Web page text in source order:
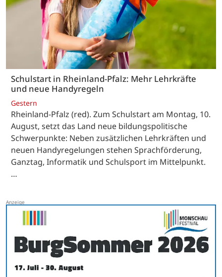
Schulstart in Rheinland-Pfalz: Mehr Lehrkräfte
und neue Handyregeln
Gestern
Rheinland-Pfalz (red). Zum Schulstart am Montag, 10.
August, setzt das Land neue bildungspolitische
Schwerpunkte: Neben zusätzlichen Lehrkräften und
neuen Handyregelungen stehen Sprachförderung,
Ganztag, Informatik und Schulsport im Mittelpunkt.
…